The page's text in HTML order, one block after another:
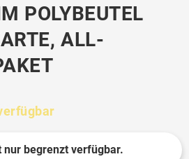
POLYBEUTEL
ALL-
nur begrenzt verfügbar.